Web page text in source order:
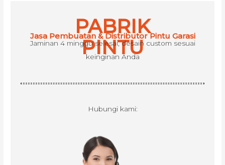
PABRIK
PINTU
Jasa Pembuatan & Distributor Pintu Garasi
Jaminan 4 minggu selesai, desain custom sesuai
keinginan Anda
Hubungi kami: